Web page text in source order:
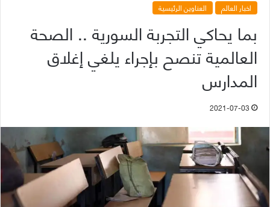
اخبار العالم العناوين الرئيسية
بما يحاكي التجربة السورية .. الصحة
العالمية تنصح بإجراء يلغي إغلاق
المدارس
2021-07-03